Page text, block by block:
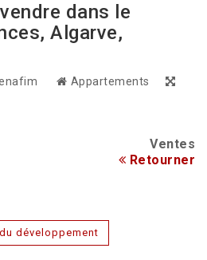
dans le
Algarve,
Appartements
Ventes
Retourner
développement